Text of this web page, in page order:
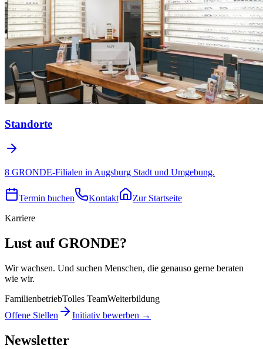
Standorte
8 GRONDE-Filialen in Augsburg Stadt und Umgebung.
Termin buchen Kontakt
Zur Startseite
Karriere
Lust auf GRONDE?
Wir wachsen. Und suchen Menschen, die genauso gerne beraten
wie wir.
FamilienbetriebTolles TeamWeiterbildung
Offene Stellen
Initiativ bewerben →
Newsletter